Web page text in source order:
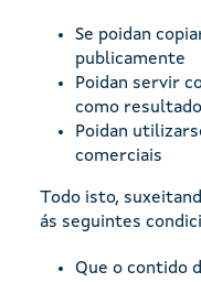
Se poidan
publicamente
Poidan servir
como
Poidan
comerciais
Todo isto,
ás seguintes
Que o contido